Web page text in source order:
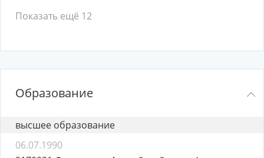
Показать ещё 12
Образование
высшее образование
06.07.1990